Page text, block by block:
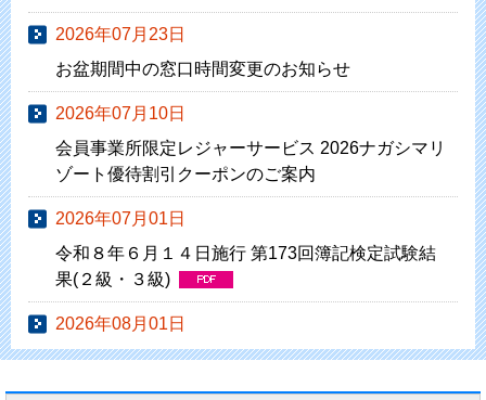
2026年07月23日
お盆期間中の窓口時間変更のお知らせ
2026年07月10日
会員事業所限定レジャーサービス 2026ナガシマリ
ゾート優待割引クーポンのご案内
2026年07月01日
令和８年６月１４日施行 第173回簿記検定試験結
果(２級・３級)
2026年08月01日
マル経融資（小規模事業者経営改善資金）金利